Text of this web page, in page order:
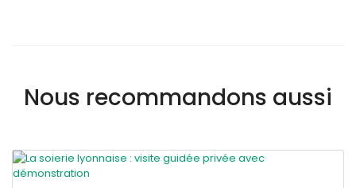
Nous recommandons aussi